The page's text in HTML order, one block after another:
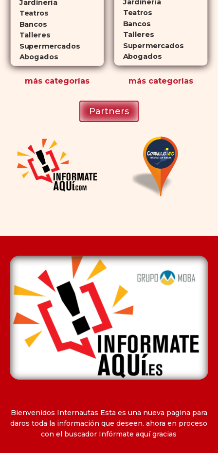
planificar sus actividades
románticas con antelación.
Jardinería
Teatros
Bancos
Talleres
Supermercados
Abogados
más categorías
Teatros
Bancos
Talleres
Supermercados
Abogados
máscategorías
Partners
Bienvenidos Internautas Esta es una nueva pagina para
daros toda la información que deseen. ahora en proceso
con el buscador Infórmate aquí gracias